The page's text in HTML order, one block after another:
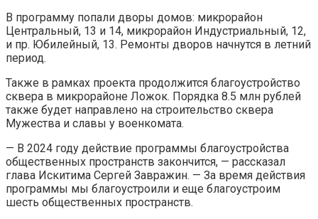
В программу попали дворы домов: микрорайон
Центральный, 13 и 14, микрорайон Индустриальный, 12,
и пр. Юбилейный, 13. Ремонты дворов начнутся в летний
период.
Также в рамках проекта продолжится благоустройство
сквера в микрорайоне Ложок. Порядка 8.5 млн рублей
также будет направлено на строительство сквера
Мужества и славы у военкомата.
— В 2024 году действие программы благоустройства
общественных пространств закончится, — рассказал
глава Искитима Сергей Завражин. — За время действия
программы мы благоустроили и еще благоустроим
шесть общественных пространств.